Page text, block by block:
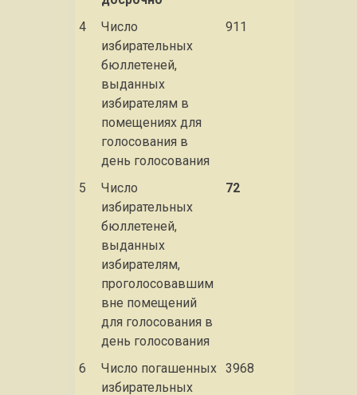
4
Число
избирательных
бюллетеней,
выданных
избирателям в
помещениях для
голосования в
день голосования
911
5
Число
избирательных
бюллетеней,
выданных
избирателям,
проголосовавшим
вне помещений
для голосования в
день голосования
72
6
Число погашенных
избирательных
3968